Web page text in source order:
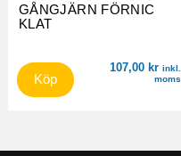
GÅNGJÄRN FÖRNIC
KLAT
107,00 kr inkl.
moms
Köp